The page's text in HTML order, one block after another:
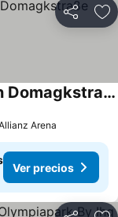
Compartir
Star G Hotel Premium München Domagkstraße
Arena
Ver precios